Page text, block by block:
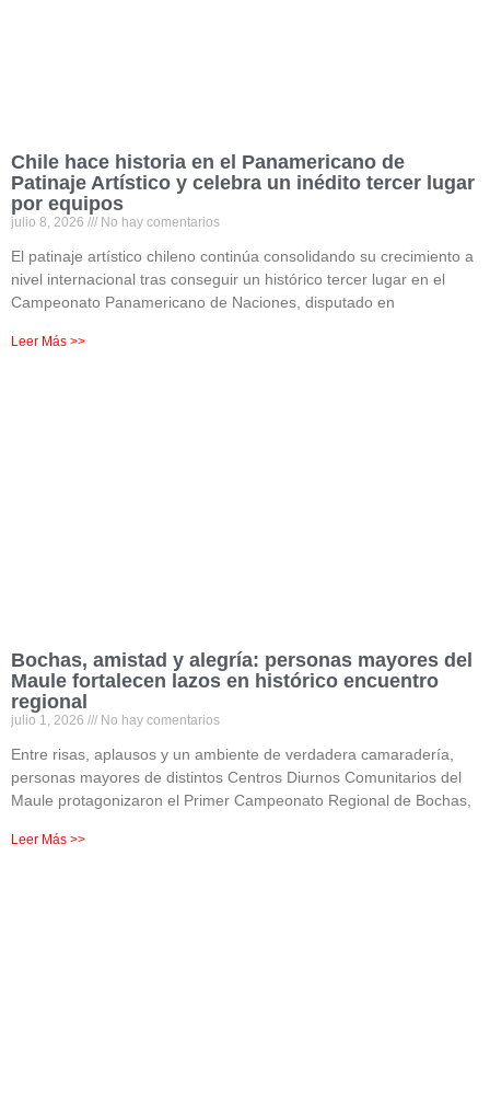
Chile hace historia en el Panamericano de
Patinaje Artístico y celebra un inédito tercer lugar
por equipos
julio 8, 2026 No hay comentarios
El patinaje artístico chileno continúa consolidando su crecimiento a
nivel internacional tras conseguir un histórico tercer lugar en el
Campeonato Panamericano de Naciones, disputado en
Leer Más >>
Bochas, amistad y alegría: personas mayores del
Maule fortalecen lazos en histórico encuentro
regional
julio 1, 2026 No hay comentarios
Entre risas, aplausos y un ambiente de verdadera camaradería,
personas mayores de distintos Centros Diurnos Comunitarios del
Maule protagonizaron el Primer Campeonato Regional de Bochas,
Leer Más >>